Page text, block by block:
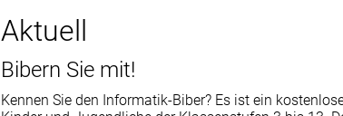
Aktuell
Bibern Sie mit!
Kennen Sie den Informatik-Biber? Es ist ein